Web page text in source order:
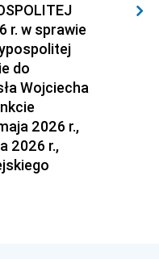
r. w sprawie
do
Wojciecha
2026 r.,
2026 r.,